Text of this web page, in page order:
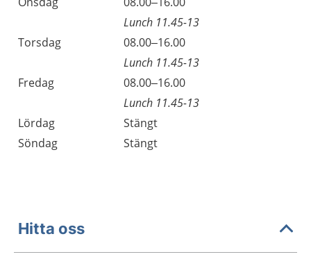
Lunch 11.45-13
Torsdag
08.00–16.00
Lunch 11.45-13
Fredag
08.00–16.00
Lunch 11.45-13
Lördag
Stängt
Söndag
Stängt
Hitta oss